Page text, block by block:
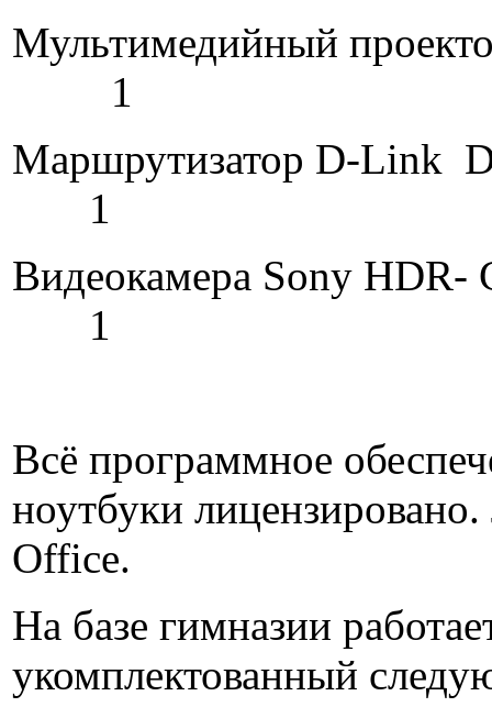
1
1
1
Всё программное
ноутбуки
Office.
На базе гимназии
укомплектованный